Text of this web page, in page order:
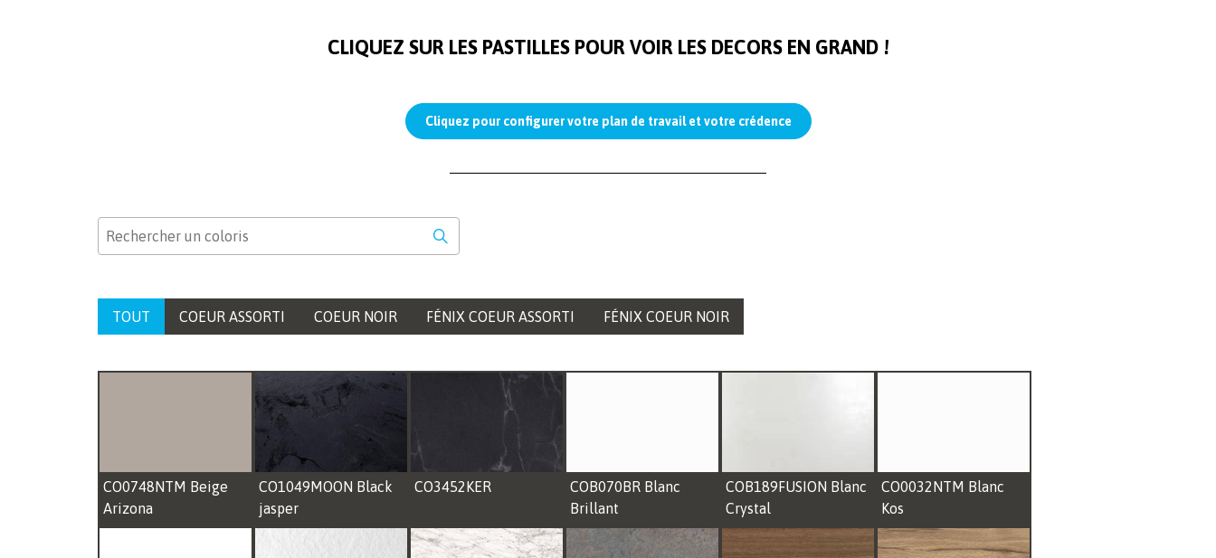
CLIQUEZ SUR LES PASTILLES POUR VOIR LES DECORS EN GRAND !
Cliquez pour configurer votre plan de travail et votre crédence
TOUT COEUR ASSORTI COEUR NOIR FÉNIX COEUR ASSORTI FÉNIX COEUR NOIR
CO0748NTM Beige
Arizona
CO1049MOON Black
jasper
CO3452KER
COB070BR Blanc
Brillant
COB189FUSION Blanc
Crystal
CO0032NTM Blanc
Kos